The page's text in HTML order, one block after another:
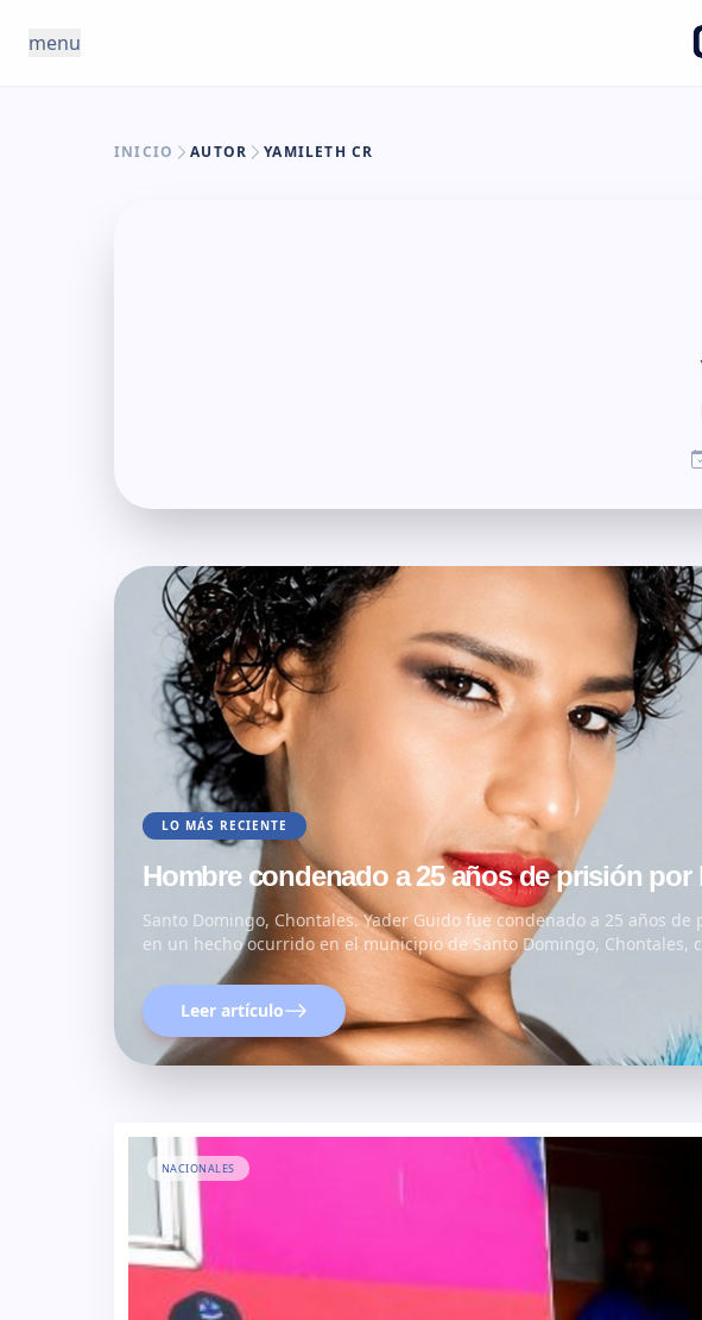
menu
INICIO AUTOR YAMILETH CR
LO MÁS RECIENTE
Hombre condenado a 25 años de prisión
Santo Domingo, Chontales. Yader Guido fue condenado a 25 años
en un hecho ocurrido en el municipio de Santo Domingo,
Leer artículo
NACIONALES